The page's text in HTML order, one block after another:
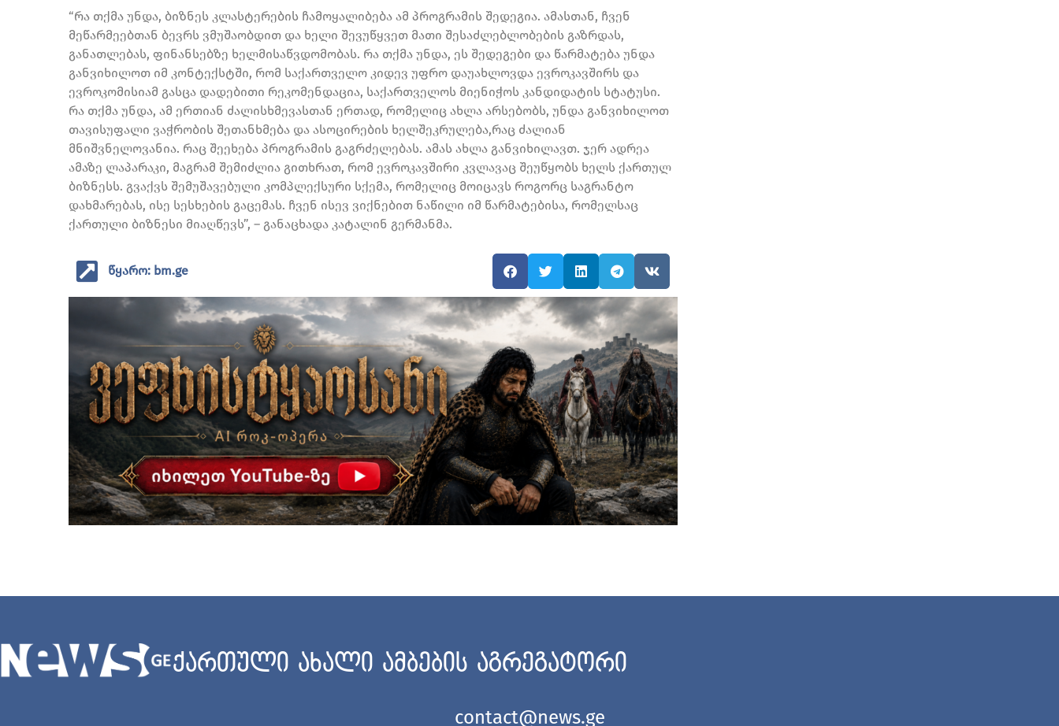
“რა თქმა უნდა, ბიზნეს კლასტერების ჩამოყალიბება ამ პროგრამის შედეგია. ამასთან, ჩვენ
მეწარმეებთან ბევრს ვმუშაობდით და ხელი შევუწყვეთ მათი შესაძლებლობების გაზრდას,
განათლებას, ფინანსებზე ხელმისაწვდომობას. რა თქმა უნდა, ეს შედეგები და წარმატება უნდა
განვიხილოთ იმ კონტექსტში, რომ საქართველო კიდევ უფრო დაუახლოვდა ევროკავშირს და
ევროკომისიამ გასცა დადებითი რეკომენდაცია, საქართველოს მიენიჭოს კანდიდატის სტატუსი.
რა თქმა უნდა, ამ ერთიან ძალისხმევასთან ერთად, რომელიც ახლა არსებობს, უნდა განვიხილოთ
თავისუფალი ვაჭრობის შეთანხმება და ასოცირების ხელშეკრულება,რაც ძალიან
მნიშვნელოვანია. რაც შეეხება პროგრამის გაგრძელებას. ამას ახლა განვიხილავთ. ჯერ ადრეა
ამაზე ლაპარაკი, მაგრამ შემიძლია გითხრათ, რომ ევროკავშირი კვლავაც შეუწყობს ხელს ქართულ
ბიზნესს. გვაქვს შემუშავებული კომპლექსური სქემა, რომელიც მოიცავს როგორც საგრანტო
დახმარებას, ისე სესხების გაცემას. ჩვენ ისევ ვიქნებით ნაწილი იმ წარმატებისა, რომელსაც
ქართული ბიზნესი მიაღწევს”, – განაცხადა კატალინ გერმანმა.
წყარო: bm.ge
ქართული ახალი ამბების აგრეგატორი
contact@news.ge